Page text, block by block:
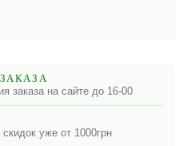
заказа на сайте до 16-00
уже от 1000грн